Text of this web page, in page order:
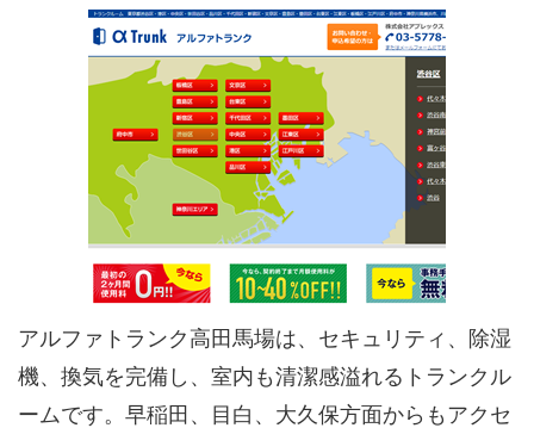
アルファトランク高田馬場は、セキュリティ、除湿
機、換気を完備し、室内も清潔感溢れるトランクル
ームです。早稲田、目白、大久保方面からもアクセ